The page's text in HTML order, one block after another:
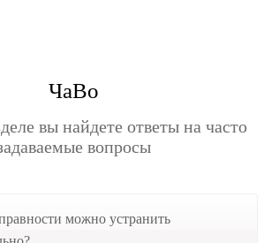
ЧаВо
вы найдете ответы на часто
вопросы
можно устранить